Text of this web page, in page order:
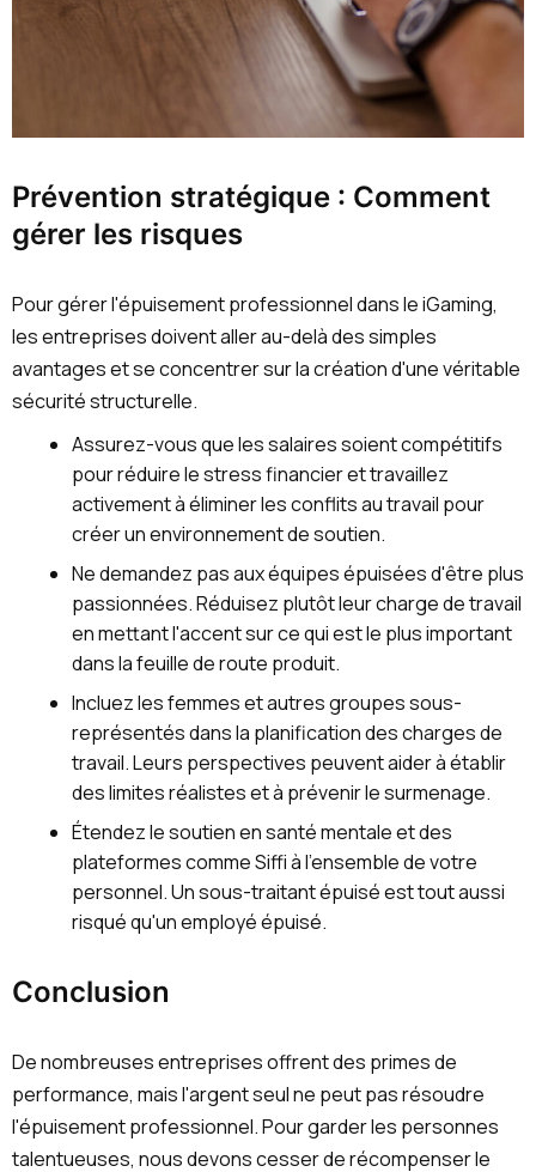
Prévention stratégique : Comment
gérer les risques
Pour gérer l'épuisement professionnel dans le iGaming,
les entreprises doivent aller au-delà des simples
avantages et se concentrer sur la création d'une véritable
sécurité structurelle.
Assurez-vous que les salaires soient compétitifs
pour réduire le stress financier et travaillez
activement à éliminer les conflits au travail pour
créer un environnement de soutien.
Ne demandez pas aux équipes épuisées d'être plus
passionnées. Réduisez plutôt leur charge de travail
en mettant l'accent sur ce qui est le plus important
dans la feuille de route produit.
Incluez les femmes et autres groupes sous-
représentés dans la planification des charges de
travail. Leurs perspectives peuvent aider à établir
des limites réalistes et à prévenir le surmenage.
Étendez le soutien en santé mentale et des
plateformes comme Siffi à l'ensemble de votre
personnel. Un sous-traitant épuisé est tout aussi
risqué qu'un employé épuisé.
Conclusion
De nombreuses entreprises offrent des primes de
performance, mais l'argent seul ne peut pas résoudre
l'épuisement professionnel. Pour garder les personnes
talentueuses, nous devons cesser de récompenser le